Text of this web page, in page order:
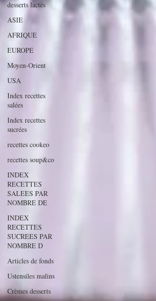
desserts lactés
ASIE
AFRIQUE
EUROPE
Moyen-Orient
USA
Index recettes
salées
Index recettes
sucrées
recettes cookeo
recettes soup&co
INDEX
RECETTES
SALEES PAR
NOMBRE DE
INDEX
RECETTES
SUCREES PAR
NOMBRE D
Articles de fonds
Ustensiles malins
Crèmes desserts